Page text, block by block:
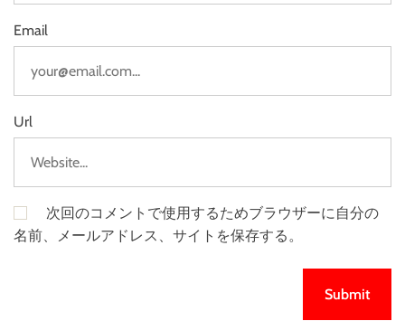
Email
Url
次回のコメントで使用するためブラウザーに自分の
名前、メールアドレス、サイトを保存する。